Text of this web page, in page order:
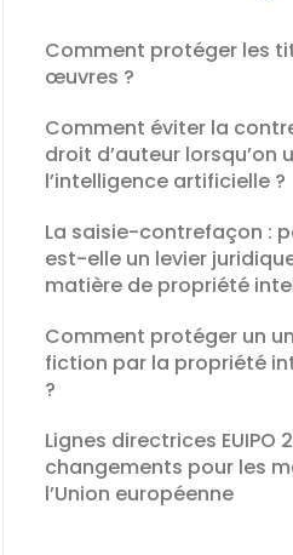
vide
Comment protéger les
œuvres ?
Comment éviter la
droit d’auteur lorsqu’on
l’intelligence artificielle ?
La saisie-contrefaçon :
est-elle un levier
matière de propriété
Comment protéger un
fiction par la propriété
?
Lignes directrices EUIPO
changements pour les
l’Union européenne